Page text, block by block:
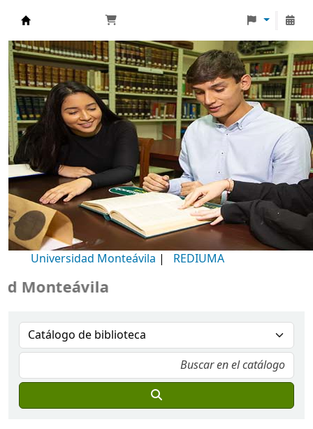
Biblioteca Universidad Monteávila
Universidad Monteávila | REDIUMA